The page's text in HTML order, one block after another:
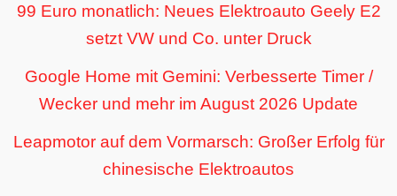
99 Euro monatlich: Neues Elektroauto Geely E2
setzt VW und Co. unter Druck
Google Home mit Gemini: Verbesserte Timer /
Wecker und mehr im August 2026 Update
Leapmotor auf dem Vormarsch: Großer Erfolg für
chinesische Elektroautos